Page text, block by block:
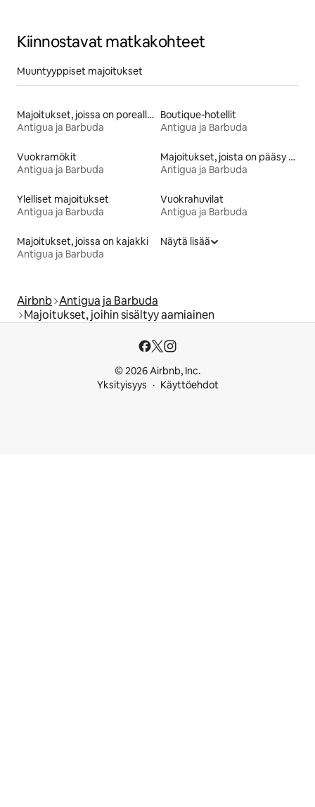
Kiinnostavat matkakohteet
Muuntyyppiset majoitukset
Majoitukset, joissa on poreallas
Antigua ja Barbuda
Boutique-hotellit
Antigua ja Barbuda
Vuokramökit
Antigua ja Barbuda
Majoitukset, joista on pääsy rannalle
Antigua ja Barbuda
Ylelliset majoitukset
Antigua ja Barbuda
Vuokrahuvilat
Antigua ja Barbuda
Majoitukset, joissa on kajakki
Antigua ja Barbuda
Näytä lisää
Airbnb Antigua ja Barbuda
Majoitukset, joihin sisältyy aamiainen
© 2026 Airbnb, Inc.
Yksityisyys
Käyttöehdot